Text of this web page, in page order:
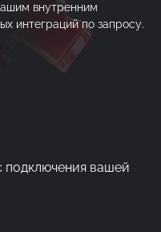
внутренним
интеграций по запросу.
подключения вашей